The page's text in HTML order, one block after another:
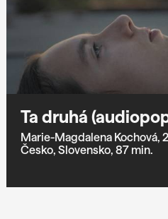
Ta druhá
Marie-Magdalena Kochová,
Česko, Slovensko, 87 min.